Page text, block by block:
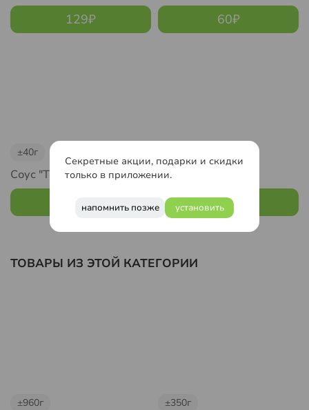
129₽ 60₽
±40г
Соус "Томатный карри"
60₽
Соус "Азиатский"
60₽
ТОВАРЫ ИЗ ЭТОЙ КАТЕГОРИИ
±960г ±350г
Секретные акции, подарки и скидки
только в приложении.
установить
напомнить позже